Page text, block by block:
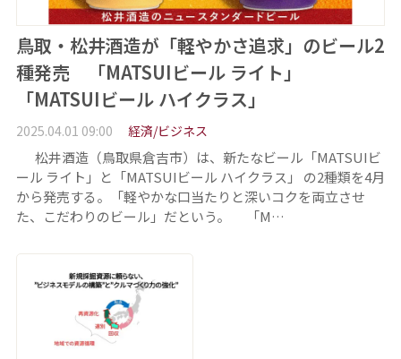
鳥取・松井酒造が「軽やかさ追求」のビール2
種発売 「MATSUIビール ライト」
「MATSUIビール ハイクラス」
2025.04.01 09:00 経済/ビジネス
松井酒造（鳥取県倉吉市）は、新たなビール「MATSUIビ
ール ライト」と「MATSUIビール ハイクラス」 の2種類を4月
から発売する。「軽やかな口当たりと深いコクを両立させ
た、こだわりのビール」だという。 「M…